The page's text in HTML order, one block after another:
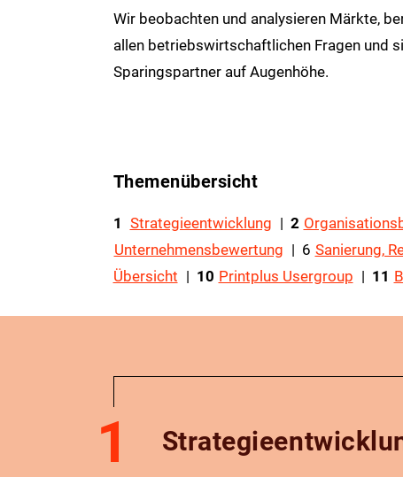
Wir beobachten und analysieren Märkte,
allen betriebswirtschaftlichen Fragen und
Sparingspartner auf Augenhöhe.
Themenübersicht
1 Strategieentwicklung | 2
Unternehmensbewertung | ​​​​​​​6 Sanierung,
Übersicht | 10 Printplus Usergroup | ​​​​​​​ 11
1